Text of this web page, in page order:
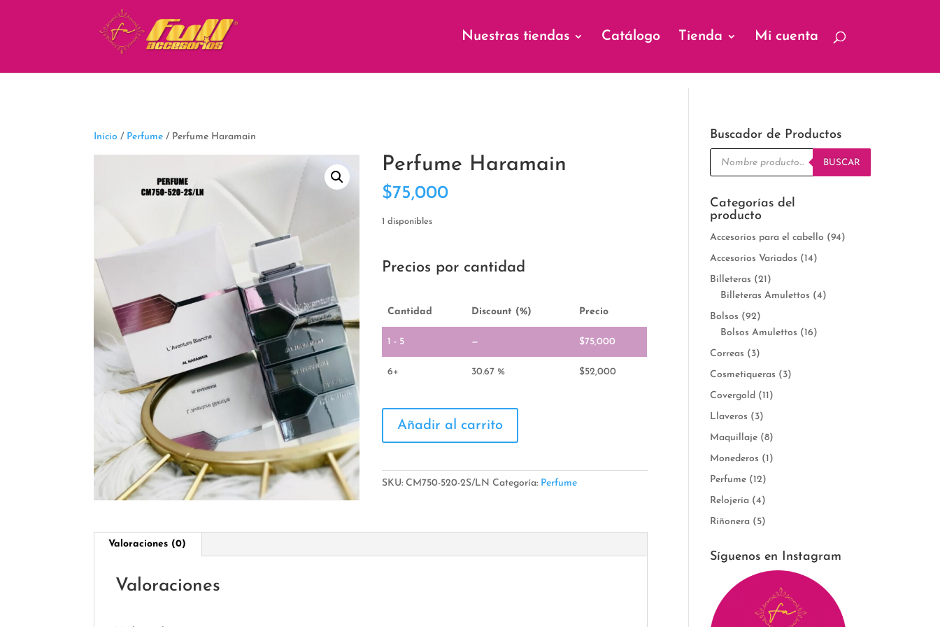
Nuestras tiendas Catálogo Tienda Mi cuenta
Inicio / Perfume / Perfume Haramain
Perfume Haramain
$75,000
1 disponibles
Precios por cantidad
Cantidad Discount (%) Precio
1 - 5 — $75,000
6+ 30.67 % $52,000
Haramain
Añadir al carrito
SKU:CM750-520-2S/LN Categoría: Perfume
Valoraciones (0)
Valoraciones
Buscador de Productos
Búsqueda
productos
BUSCAR
Categorías del
producto
Accesorios para el cabello (94)
Accesorios Variados (14)
Billeteras (21)
Billeteras Amulettos (4)
Bolsos (92)
Bolsos Amulettos (16)
Correas (3)
Cosmetiqueras (3)
Covergold (11)
Llaveros (3)
Maquillaje (8)
Monederos (1)
Perfume (12)
Relojería (4)
Riñonera (5)
Síguenos en Instagram